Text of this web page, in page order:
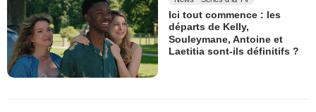
Ici tout commence : les
départs de Kelly,
Souleymane, Antoine et
Laetitia sont-ils définitifs ?